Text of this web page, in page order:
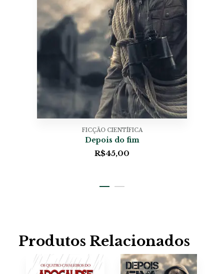
FICÇÃO CIENTÍFICA
Depois do fim
R$45,00
Produtos Relacionados